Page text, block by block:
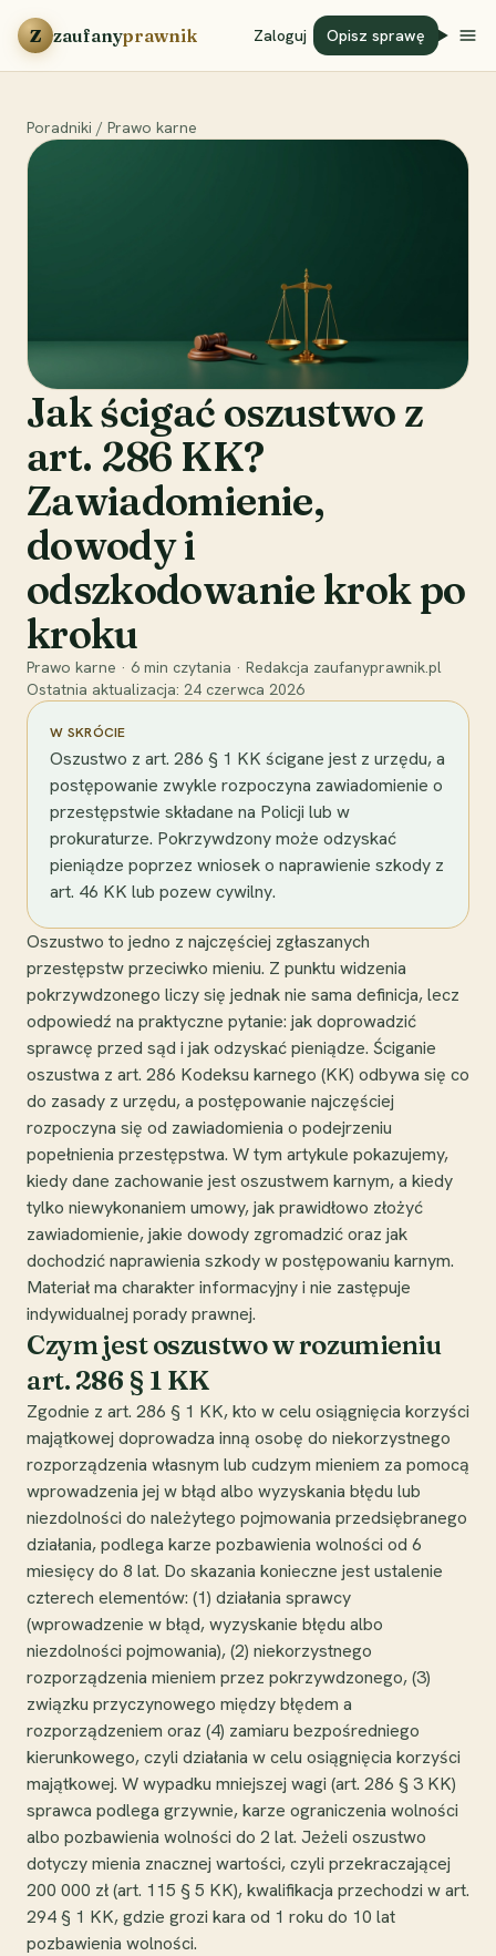
Przejdź do treści
Z zaufanyprawnik Zaloguj Opisz sprawę
Poradniki / Prawo karne
Jak ścigać oszustwo z
art. 286 KK?
Zawiadomienie,
dowody i
odszkodowanie krok po
kroku
Prawo karne · 6 min czytania · Redakcja zaufanyprawnik.pl
Ostatnia aktualizacja: 24 czerwca 2026
W SKRÓCIE
Oszustwo z art. 286 § 1 KK ścigane jest z urzędu, a
postępowanie zwykle rozpoczyna zawiadomienie o
przestępstwie składane na Policji lub w
prokuraturze. Pokrzywdzony może odzyskać
pieniądze poprzez wniosek o naprawienie szkody z
art. 46 KK lub pozew cywilny.
Oszustwo to jedno z najczęściej zgłaszanych
przestępstw przeciwko mieniu. Z punktu widzenia
pokrzywdzonego liczy się jednak nie sama definicja, lecz
odpowiedź na praktyczne pytanie: jak doprowadzić
sprawcę przed sąd i jak odzyskać pieniądze. Ściganie
oszustwa z art. 286 Kodeksu karnego (KK) odbywa się co
do zasady z urzędu, a postępowanie najczęściej
rozpoczyna się od zawiadomienia o podejrzeniu
popełnienia przestępstwa. W tym artykule pokazujemy,
kiedy dane zachowanie jest oszustwem karnym, a kiedy
tylko niewykonaniem umowy, jak prawidłowo złożyć
zawiadomienie, jakie dowody zgromadzić oraz jak
dochodzić naprawienia szkody w postępowaniu karnym.
Materiał ma charakter informacyjny i nie zastępuje
indywidualnej porady prawnej.
Czym jest oszustwo w rozumieniu
art. 286 § 1 KK
Zgodnie z art. 286 § 1 KK, kto w celu osiągnięcia korzyści
majątkowej doprowadza inną osobę do niekorzystnego
rozporządzenia własnym lub cudzym mieniem za pomocą
wprowadzenia jej w błąd albo wyzyskania błędu lub
niezdolności do należytego pojmowania przedsiębranego
działania, podlega karze pozbawienia wolności od 6
miesięcy do 8 lat. Do skazania konieczne jest ustalenie
czterech elementów: (1) działania sprawcy
(wprowadzenie w błąd, wyzyskanie błędu albo
niezdolności pojmowania), (2) niekorzystnego
rozporządzenia mieniem przez pokrzywdzonego, (3)
związku przyczynowego między błędem a
rozporządzeniem oraz (4) zamiaru bezpośredniego
kierunkowego, czyli działania w celu osiągnięcia korzyści
majątkowej. W wypadku mniejszej wagi (art. 286 § 3 KK)
sprawca podlega grzywnie, karze ograniczenia wolności
albo pozbawienia wolności do 2 lat. Jeżeli oszustwo
dotyczy mienia znacznej wartości, czyli przekraczającej
200 000 zł (art. 115 § 5 KK), kwalifikacja przechodzi w art.
294 § 1 KK, gdzie grozi kara od 1 roku do 10 lat
pozbawienia wolności.